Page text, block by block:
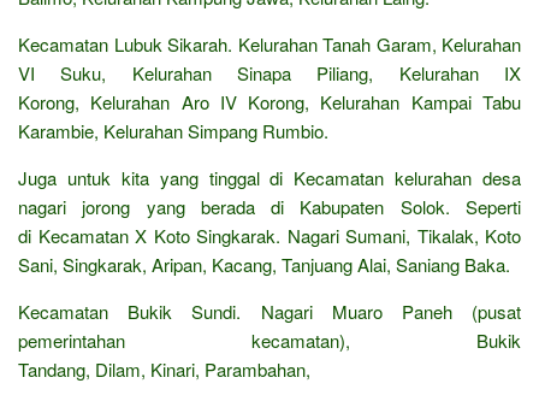
Kecamatan Lubuk Sikarah. Kelurahan Tanah Garam, Kelurahan
VI Suku, Kelurahan Sinapa Piliang, Kelurahan IX
Korong, Kelurahan Aro IV Korong, Kelurahan Kampai Tabu
Karambie, Kelurahan Simpang Rumbio.
Juga untuk kita yang tinggal di Kecamatan kelurahan desa
nagari jorong yang berada di Kabupaten Solok. Seperti
di Kecamatan X Koto Singkarak. Nagari Sumani, Tikalak, Koto
Sani, Singkarak, Aripan, Kacang, Tanjuang Alai, Saniang Baka.
Kecamatan Bukik Sundi. Nagari Muaro Paneh (pusat
pemerintahan kecamatan), Bukik
Tandang, Dilam, Kinari, Parambahan,